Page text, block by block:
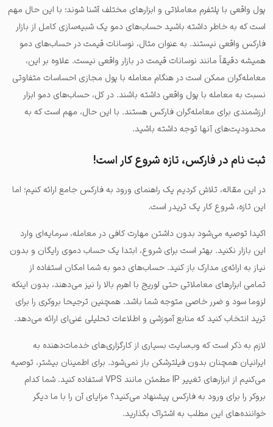
پول واقعی با پلتفرم معاملاتی و ابزارهای مختلف آشنا شوند؛ با این حال مهم
است که به خاطر داشته باشید حساب‌های دمو یک شبیه‌سازی کامل از بازار
فارکس واقعی نیستند. به عنوان مثال، نوسانات قیمت در حساب‌های دمو
همیشه دقیقاً مانند نوسانات قیمت در بازار واقعی نیست. علاوه بر این،
معامله‌گران ممکن است در هنگام معامله با پول مجازی احساسات متفاوتی
نسبت به معامله با پول واقعی داشته باشند. در کل، حساب‌های دمو ابزار
ارزشمندی برای معامله‌گران فارکس هستند. با این حال، مهم است که به
محدودیت‌های آنها توجه داشته باشید.
ثبت نام در فارکس، تازه شروع کار است!
در این مقاله، تلاش کردیم یک راهنمای ورود به فارکس جامع ارائه کنیم؛ اما
این تازه، شروع کار یک تریدر است.
اکیدا توصیه می‌شود بدون داشتن مهارت کافی در معامله، سرمایه‌ای وارد
این بازار نکنید. بهتر است برای شروع، ابتدا یک حساب دموی رایگان و بدون
نیاز به ارائه‌ی مدارک باز کنید. حساب‌های دمو به شما امکان استفاده از
تمامی ابزارهای معاملاتی حتی لوریج با اهرم بالا را نیز می‌دهند، بدون اینکه
لزوما سود و ضرر خاصی متوجه شما باشد. همچنین ترجیحا بروکری را برای
ترید انتخاب کنید که منابع آموزشی و اطلاعات تحلیلی غنی‌ای ارائه می‌دهد.
لازم به ذکر است که وب‌سایت بسیاری از کارگزاری‌های خدمات‌دهنده به
ایرانیان همچنان بدون فیلترشکن باز نمی‌شود. برای اطمینان بیشتر، توصیه
می‌کنیم از ابزارهای تغییر IP مطمئن مانند VPS استفاده کنید. شما کدام
بروکر را برای ورود به فارکس پیشنهاد می‌کنید؟ مزایای آن را با ما دیگر
خواننده‌های این مطلب به اشتراک بگذارید.